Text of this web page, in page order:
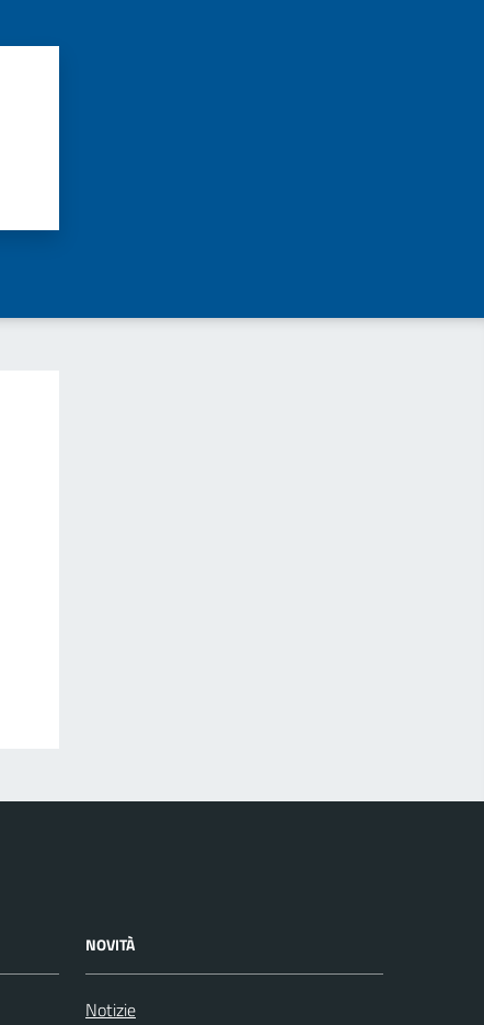
NOVITÀ
Notizie